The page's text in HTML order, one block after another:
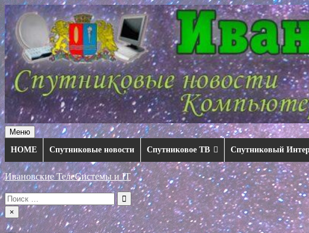
Перейти
к
содержимому
Меню
HOME
Спутниковые новости Спутниковое ТВ Спутниковый
Ивановские ТелеСистемы и IT
Искать:
×